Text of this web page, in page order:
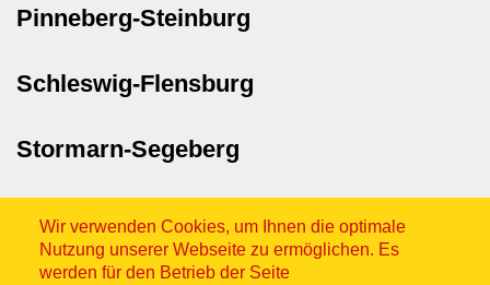
Pinneberg-Steinburg
Schleswig-Flensburg
Stormarn-Segeberg
Wir verwenden Cookies, um Ihnen die optimale
Nutzung unserer Webseite zu ermöglichen. Es
werden für den Betrieb der Seite